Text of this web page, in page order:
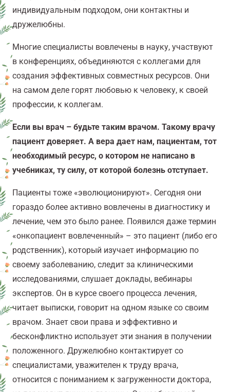
индивидуальным подходом, они контактны и
дружелюбны.
Многие специалисты вовлечены в науку, участвуют
в конференциях, объединяются с коллегами для
создания эффективных совместных ресурсов. Они
на самом деле горят любовью к человеку, к своей
профессии, к коллегам.
Если вы врач – будьте таким врачом. Такому врачу
пациент доверяет. А вера дает нам, пациентам, тот
необходимый ресурс, о котором не написано в
учебниках, ту силу, от которой болезнь отступает.
Пациенты тоже «эволюционируют». Сегодня они
гораздо более активно вовлечены в диагностику и
лечение, чем это было ранее. Появился даже термин
«онкопациент вовлеченный» – это пациент (либо его
родственник), который изучает информацию по
своему заболеванию, следит за клиническими
исследованиями, слушает доклады, вебинары
экспертов. Он в курсе своего процесса лечения,
читает выписки, говорит на одном языке со своим
врачом. Знает свои права и эффективно и
бесконфликтно использует эти знания в получении
положенного. Дружелюбно контактирует со
специалистами, уважителен к труду врача,
относится с пониманием к загруженности доктора,